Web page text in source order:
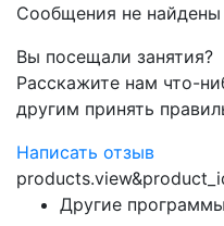
Сообщения не найдены
Вы посещали занятия?
Расскажите нам что-
другим принять
Написать отзыв
Другие